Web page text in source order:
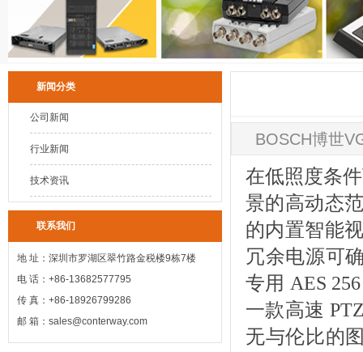
新闻分类
公司新闻
行业新闻
技术资讯
联系我们
地 址：深圳市罗湖区翠竹路金税楼9栋7楼
电 话：+86-13682577795
传 真：+86-18926799286
邮 箱：sales@conterway.com
BOSCH博世
在低照度条
景的高动态
的内置智能
冗余电源可
专用 AES
一款高速
无与伦比的